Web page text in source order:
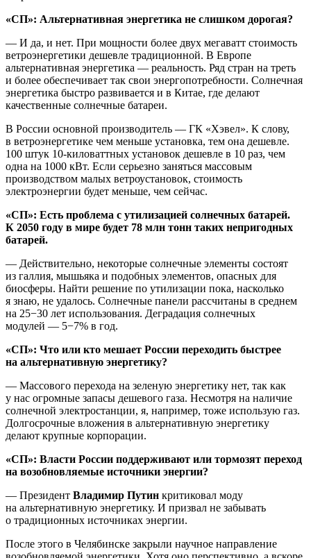
«СП»: Альтернативная энергетика не слишком дорогая?
— И да, и нет. При мощности более двух мегаватт стоимость
ветроэнергетики дешевле традиционной. В Европе
альтернативная энергетика — реальность. Ряд стран на треть
и более обеспечивает так свои энергопотребности. Солнечная
энергетика быстро развивается и в Китае, где делают
качественные солнечные батареи.
В России основной производитель — ГК «Хэвел». К слову,
в ветроэнергетике чем меньше установка, тем она дешевле.
100 штук 10-киловаттных установок дешевле в 10 раз, чем
одна на 1000 кВт. Если серьезно заняться массовым
производством малых ветроустановок, стоимость
электроэнергии будет меньше, чем сейчас.
«СП»: Есть проблема с утилизацией солнечных батарей.
К 2050 году в мире будет 78 млн тонн таких непригодных
батарей.
— Действительно, некоторые солнечные элементы состоят
из галлия, мышьяка и подобных элементов, опасных для
биосферы. Найти решение по утилизации пока, насколько
я знаю, не удалось. Солнечные панели рассчитаны в среднем
на 25−30 лет использования. Деградация солнечных
модулей — 5−7% в год.
«СП»: Что или кто мешает России переходить быстрее
на альтернативную энергетику?
— Массового перехода на зеленую энергетику нет, так как
у нас огромные запасы дешевого газа. Несмотря на наличие
солнечной электростанции, я, например, тоже использую газ.
Долгосрочные вложения в альтернативную энергетику
делают крупные корпорации.
«СП»: Власти России поддерживают или тормозят переход
на возобновляемые источники энергии?
— Президент Владимир Путин критиковал моду
на альтернативную энергетику. И призвал не забывать
о традиционных источниках энергии.
После этого в Челябинске закрыли научное направление